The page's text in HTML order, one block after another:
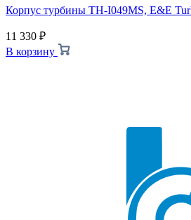
Корпус турбины TH-I049MS, E&E
11 330 ₽
В корзину